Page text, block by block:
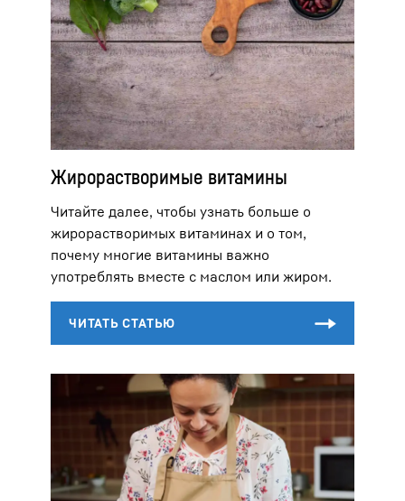
Жирорастворимые витамины
Читайте далее, чтобы узнать больше о
жирорастворимых витаминах и о том,
почему многие витамины важно
употреблять вместе с маслом или жиром.